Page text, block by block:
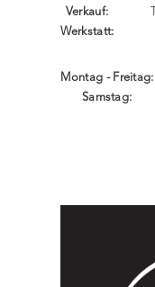
Verkauf:
Werkstatt:
Montag - Freitag:
Samstag: